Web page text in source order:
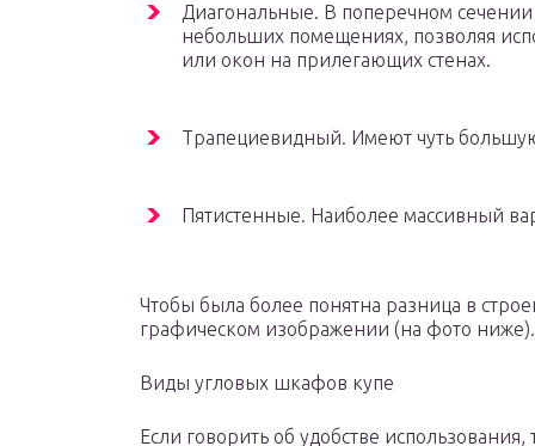
Диагональные. В поперечном
небольших помещениях, позволяя
или окон на прилегающих стенах.
Трапециевидный. Имеют чуть
Пятистенные. Наиболее массивный
Чтобы была более понятна разница в
графическом изображении (на фото ниже).
Виды угловых шкафов купе
Если говорить об удобстве